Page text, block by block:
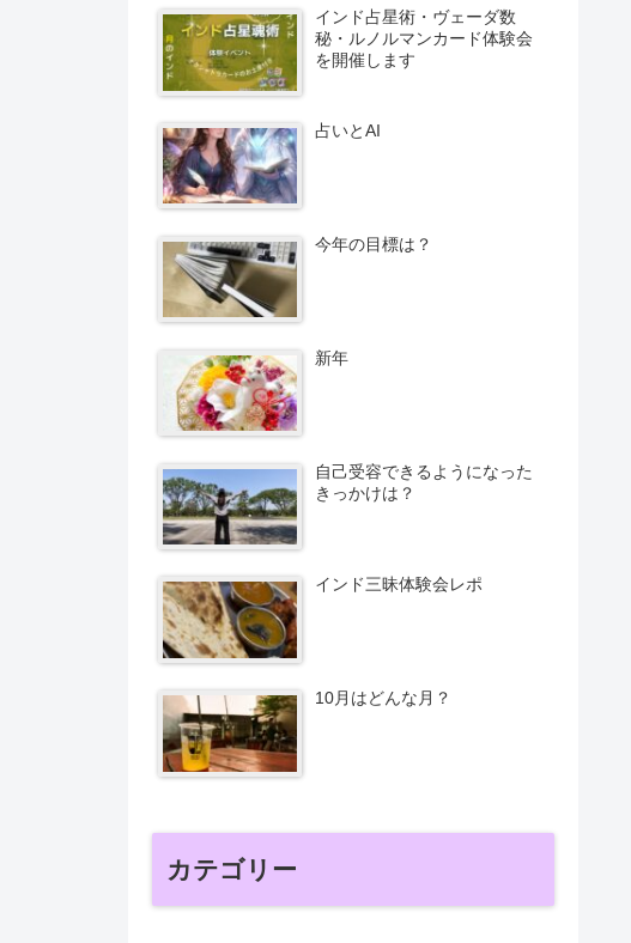
インド占星術・ヴェーダ数
秘・ルノルマンカード体験会
を開催します
占いとAI
今年の目標は？
新年
自己受容できるようになった
きっかけは？
インド三昧体験会レポ
10月はどんな月？
カテゴリー